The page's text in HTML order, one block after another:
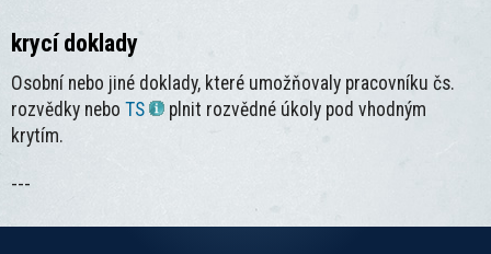
krycí doklady
Osobní nebo jiné doklady, které umožňovaly pracovníku čs.
rozvědky nebo TS
plnit rozvědné úkoly pod vhodným
krytím.
---